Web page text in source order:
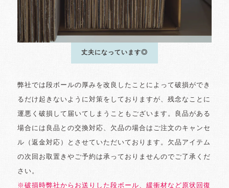
丈夫になっています◎
弊社では段ボールの厚みを改良したことによって破損ができ
るだけ起きないように対策をしておりますが、残念なことに
運悪く破損して届いてしまうこともございます。良品がある
場合には良品との交換対応、欠品の場合はご注文のキャンセ
ル（返金対応）とさせていただいております。欠品アイテム
の次回お取置きやご予約は承っておりませんのでご了承くだ
さい。
※破損時弊社からお送りした段ボール、緩衝材など原状回復